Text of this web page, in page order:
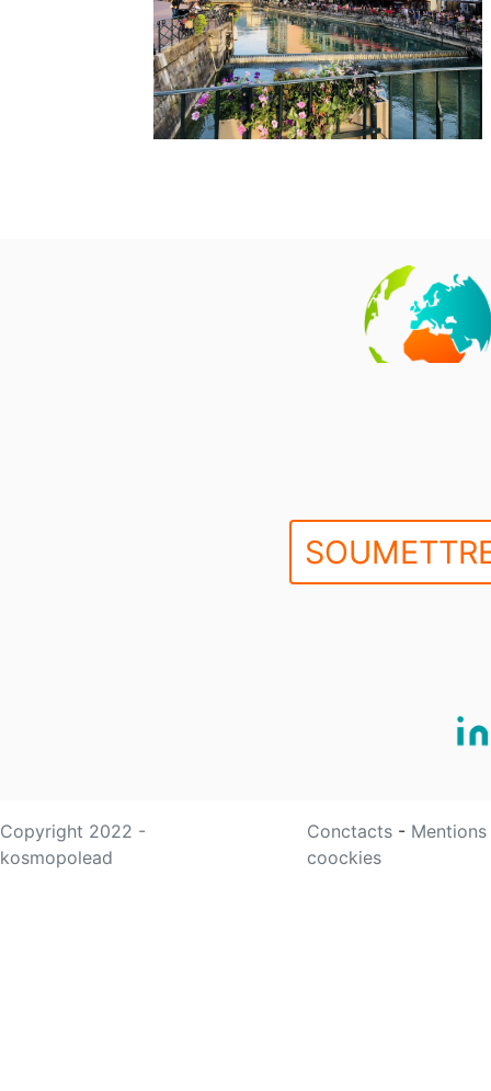
Copyright 2022 -
kosmopolead
Conctacts -
coockies